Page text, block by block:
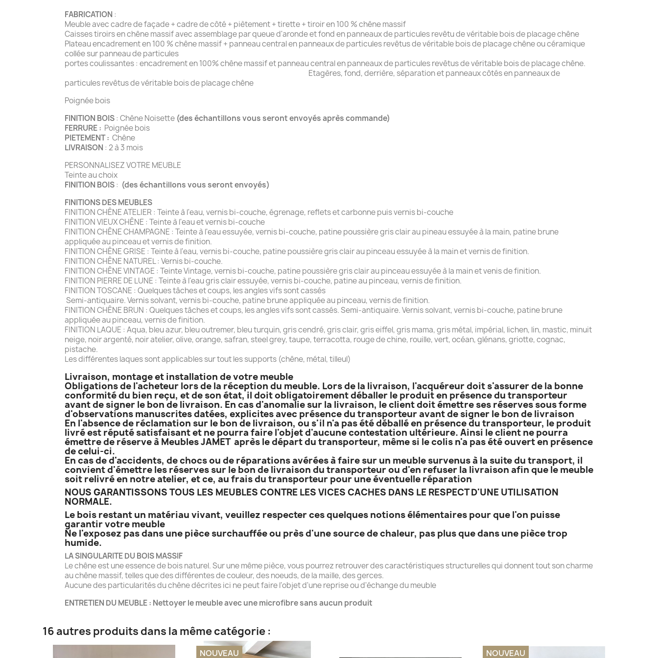
FABRICATION :
Meuble avec cadre de façade + cadre de côté + piètement + tirette + tiroir en 100 % chêne massif
Caisses tiroirs en chêne massif avec assemblage par queue d'aronde et fond en panneaux de particules revêtu de véritable bois de placage chêne
Plateau encadrement en 100 % chêne massif + panneau central en panneaux de particules revêtus de véritable bois de placage chêne ou céramique
collée sur panneau de particules
portes coulissantes : encadrement en 100% chêne massif et panneau central en panneaux de particules revêtus de véritable bois de placage chêne.
Etagères, fond, derrière, séparation et panneaux côtés en panneaux de
particules revêtus de véritable bois de placage chêne
Poignée bois
FINITION BOIS: Chêne Noisette (des échantillons vous seront envoyés après commande)
FERRURE : Poignée bois
PIETEMENT : Chêne
LIVRAISON : 2 à 3 mois
PERSONNALISEZ VOTRE MEUBLE
Teinte au choix
FINITION BOIS: (des échantillons vous seront envoyés)
FINITIONS DES MEUBLES
FINITION CHÊNE ATELIER : Teinte à l'eau, vernis bi-couche, égrenage, reflets et carbonne puis vernis bi-couche
FINITION VIEUX CHÊNE : Teinte à l'eau et vernis bi-couche
FINITION CHÊNE CHAMPAGNE : Teinte à l'eau essuyée, vernis bi-couche, patine poussière gris clair au pineau essuyée à la main, patine brune
appliquée au pinceau et vernis de finition.
FINITION CHÊNE GRISE : Teinte à l'eau, vernis bi-couche, patine poussière gris clair au pinceau essuyée à la main et vernis de finition.
FINITION CHÊNE NATUREL : Vernis bi-couche.
FINITION CHÊNE VINTAGE : Teinte Vintage, vernis bi-couche, patine poussière gris clair au pinceau essuyée à la main et venis de finition.
FINITION PIERRE DE LUNE : Teinte à l'eau gris clair essuyée, vernis bi-couche, patine au pinceau, vernis de finition.
FINITION TOSCANE : Quelques tâches et coups, les angles vifs sont cassés
Semi-antiquaire. Vernis solvant, vernis bi-couche, patine brune appliquée au pinceau, vernis de finition.
FINITION CHÊNE BRUN : Quelques tâches et coups, les angles vifs sont cassés. Semi-antiquaire. Vernis solvant, vernis bi-couche, patine brune
appliquée au pinceau, vernis de finition.
FINITION LAQUE : Aqua, bleu azur, bleu outremer, bleu turquin, gris cendré, gris clair, gris eiffel, gris mama, gris métal, impérial, lichen, lin, mastic, minuit
neige, noir argenté, noir atelier, olive, orange, safran, steel grey, taupe, terracotta, rouge de chine, rouille, vert, océan, glénans, griotte, cognac,
pistache.
Les différentes laques sont applicables sur tout les supports (chêne, métal, tilleul)
Livraison, montage et installation de votre meuble
Obligations de l'acheteur lors de la réception du meuble. Lors de la livraison, l'acquéreur doit s'assurer de la bonne
conformité du bien reçu, et de son état, il doit obligatoirement déballer le produit en présence du transporteur
avant de signer le bon de livraison. En cas d'anomalie sur la livraison, le client doit émettre ses réserves sous forme
d'observations manuscrites datées, explicites avec présence du transporteur avant de signer le bon de livraison
En l'absence de réclamation sur le bon de livraison, ou s'il n'a pas été déballé en présence du transporteur, le produit
livré est réputé satisfaisant et ne pourra faire l'objet d'aucune contestation ultérieure. Ainsi le client ne pourra
émettre de réserve à Meubles JAMET après le départ du transporteur, même si le colis n'a pas été ouvert en présence
de celui-ci.
En cas de d'accidents, de chocs ou de réparations avérées à faire sur un meuble survenus à la suite du transport, il
convient d'émettre les réserves sur le bon de livraison du transporteur ou d'en refuser la livraison afin que le meuble
soit relivré en notre atelier, et ce, au frais du transporteur pour une éventuelle réparation
NOUS GARANTISSONS TOUS LES MEUBLES CONTRE LES VICES CACHES DANS LE RESPECT D'UNE UTILISATION
NORMALE.
Le bois restant un matériau vivant, veuillez respecter ces quelques notions élémentaires pour que l'on puisse
garantir votre meuble
Ne l'exposez pas dans une pièce surchauffée ou près d'une source de chaleur, pas plus que dans une pièce trop
humide.
LA SINGULARITE DU BOIS MASSIF
Le chêne est une essence de bois naturel. Sur une même pièce, vous pourrez retrouver des caractéristiques structurelles qui donnent tout son charme
au chêne massif, telles que des différentes de couleur, des noeuds, de la maille, des gerces.
Aucune des particularités du chêne décrites ici ne peut faire l'objet d'une reprise ou d'échange du meuble
ENTRETIEN DU MEUBLE : Nettoyer le meuble avec une microfibre sans aucun produit
16 autres produits dans la même catégorie :
NOUVEAU NOUVEAU